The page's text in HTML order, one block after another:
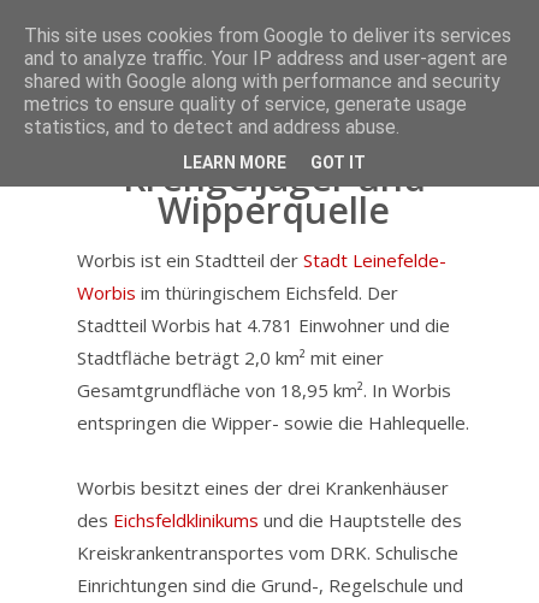
STARTSEITE
Interesse
Über uns
Fahrzeuge
Gerätehaus
Allgemeines
Impressum
Worbis - Stadt der
Krengeljäger und
Wipperquelle
Worbis ist ein Stadtteil der Stadt Leinefelde-
Worbis im thüringischem Eichsfeld. Der
Stadtteil Worbis hat 4.781 Einwohner und die
Stadtfläche beträgt 2,0 km² mit einer
Gesamtgrundfläche von 18,95 km². In Worbis
entspringen die Wipper- sowie die Hahlequelle.
Worbis besitzt eines der drei Krankenhäuser
des Eichsfeldklinikums und die Hauptstelle des
Kreiskrankentransportes vom DRK. Schulische
Einrichtungen sind die Grund-, Regelschule und
This site uses cookies from Google to deliver its services
and to analyze traffic. Your IP address and user-agent are
shared with Google along with performance and security
metrics to ensure quality of service, generate usage
statistics, and to detect and address abuse.
LEARN MORE GOT IT